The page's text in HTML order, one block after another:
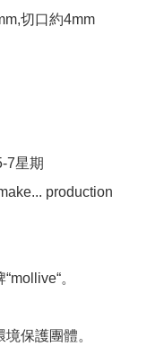
切口約4mm
7星期
production
。